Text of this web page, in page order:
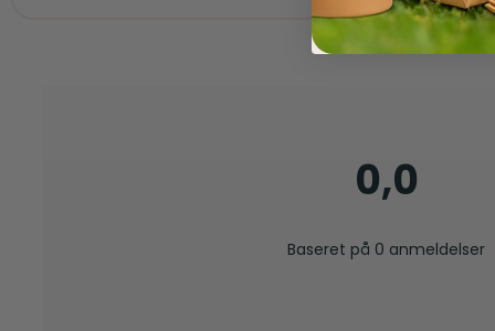
0,0
Baseret på 0 anmeldelser